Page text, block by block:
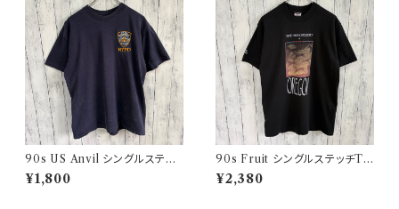
90s US Anvil シングルステッ
チTシャツ ニューヨーク警察 ヴ
ィンテージ
¥1,800
90s Fruit シングルステッチTシ
ャツ プリントT
¥2,380